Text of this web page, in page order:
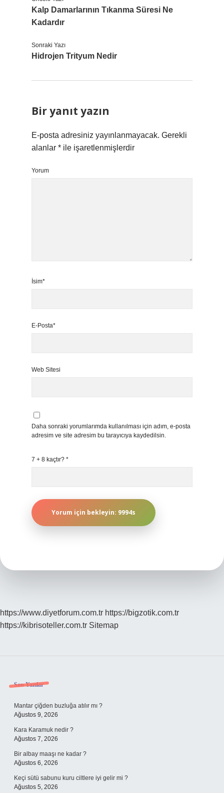
Kalp Damarlarının Tıkanma Süresi Ne
Kadardır
Sonraki Yazı
Hidrojen Trityum Nedir
Bir yanıt yazın
E-posta adresiniz yayınlanmayacak. Gerekli
alanlar * ile işaretlenmişlerdir
Yorum
İsim*
E-Posta*
Web Sitesi
Daha sonraki yorumlarımda kullanılması için adım, e-posta
adresim ve site adresim bu tarayıcıya kaydedilsin.
7 + 8 kaçtır? *
https://www.diyetforum.com.tr https://bigzotik.com.tr
https://kibrisoteller.com.tr Sitemap
Sidebar
Son Yazılar
Mantar çiğden buzluğa atılır mı ?
Ağustos 9, 2026
Kara Karamuk nedir ?
Ağustos 7, 2026
Bir albay maaşı ne kadar ?
Ağustos 6, 2026
Keçi sütü sabunu kuru ciltlere iyi gelir mi ?
Ağustos 5, 2026